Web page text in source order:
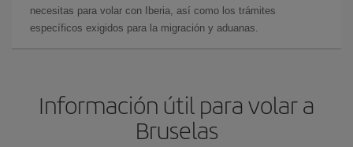
necesitas para volar con Iberia, así como los trámites
específicos exigidos para la migración y aduanas.
Información útil para volar a
Bruselas